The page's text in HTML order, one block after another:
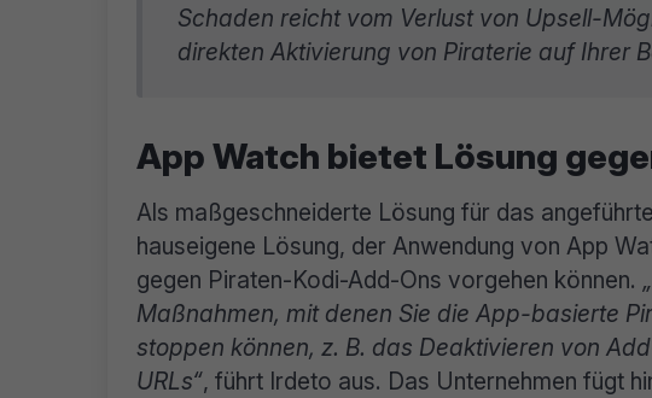
Schaden reicht vom Verlust von Upsell-
direkten Aktivierung von Piraterie auf Ihrer
App Watch bietet Lösung
Als maßgeschneiderte Lösung für das
hauseigene Lösung, der Anwendung von App
gegen Piraten-Kodi-Add-Ons vorgehen können.
Maßnahmen, mit denen Sie die App-basierte
stoppen können, z. B. das Deaktivieren von
URLs“, führt Irdeto aus. Das Unternehmen fügt